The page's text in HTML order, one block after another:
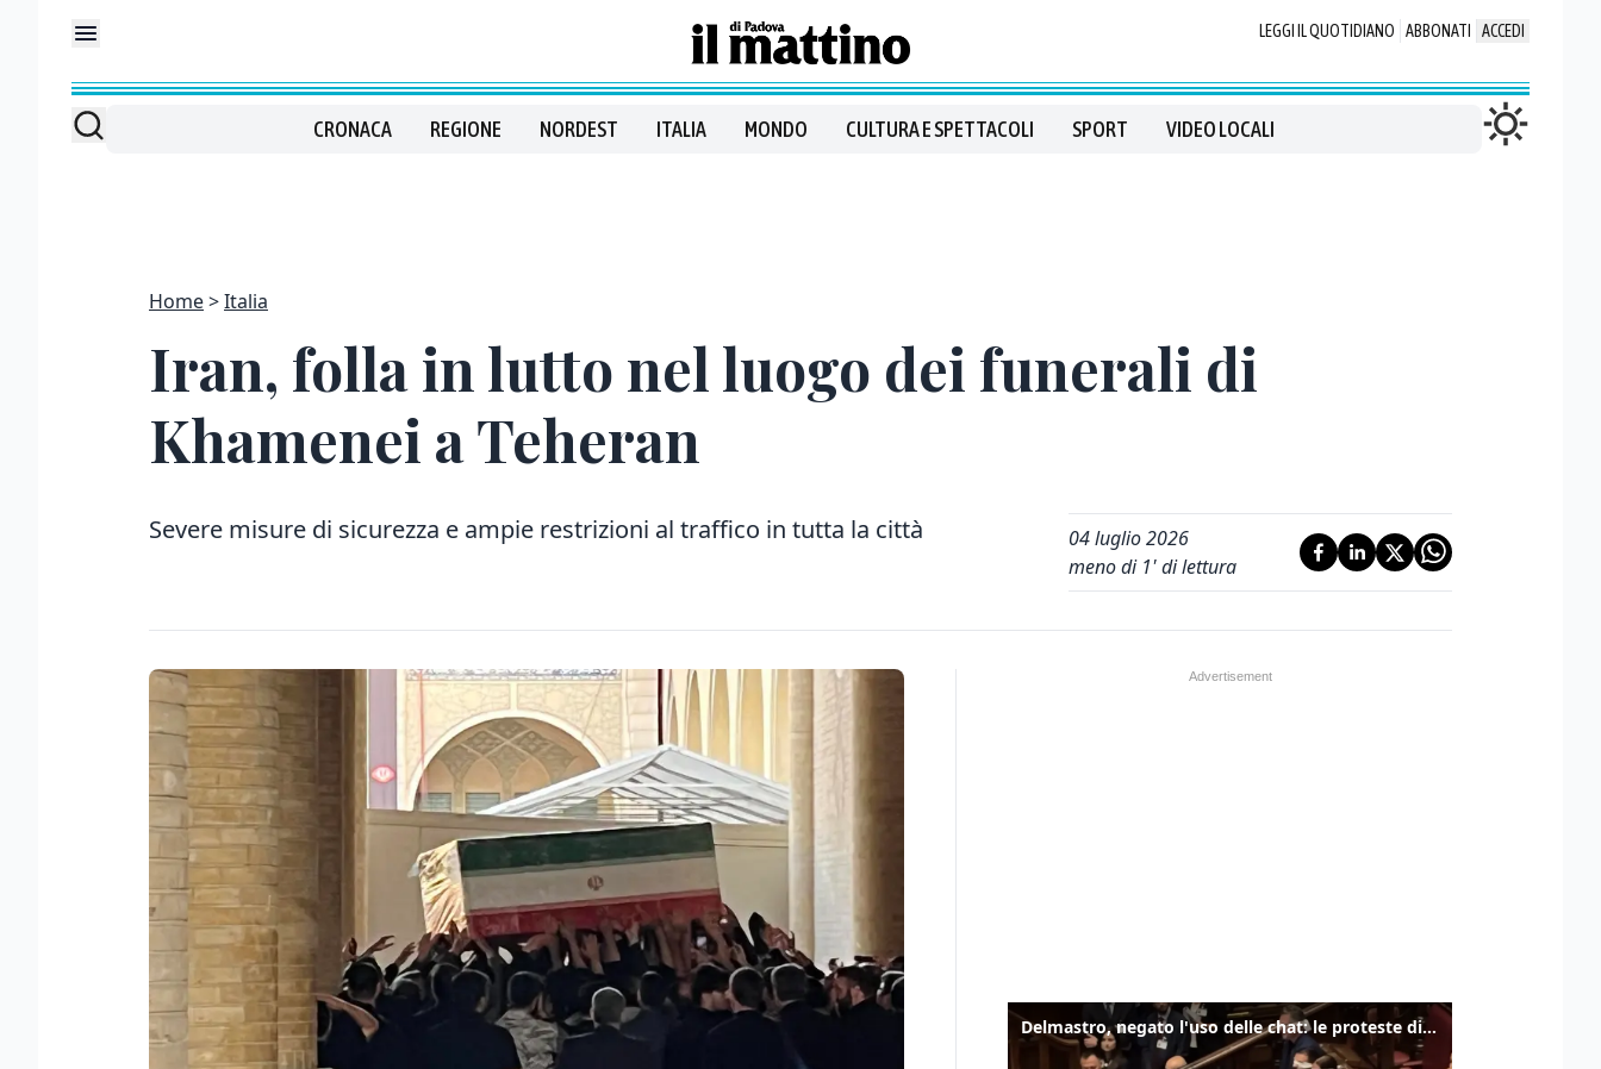
LEGGI IL QUOTIDIANO ABBONATI ACCEDI
CRONACA REGIONE NORDEST ITALIA MONDO CULTURA E SPETTACOLI SPORT VIDEO LOCALI
Home Italia
Iran, folla in lutto nel luogo dei funerali di
Khamenei a Teheran
Severe misure di sicurezza e ampie restrizioni al traffico in tutta la città
04 luglio 2026
meno di 1' di lettura
Delmastro, negato l'uso delle chat: le proteste di Avs e M5s